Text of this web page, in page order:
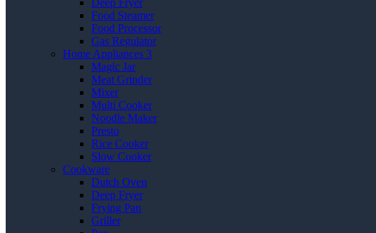
Deep Fryer
Food Steamer
Food Processor
Gas Regulator
Home Appliances 3
Magic Jar
Meat Grinder
Mixer
Multi Cooker
Noodle Maker
Presto
Rice Cooker
Slow Cooker
Cookware
Dutch Oven
Deep Fryer
Frying Pan
Griller